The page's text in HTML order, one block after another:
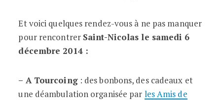
Et voici quelques rendez-vous à ne pas manquer
pour rencontrer Saint-Nicolas le samedi 6
décembre 2014 :
– A Tourcoing: des bonbons, des cadeaux et
une déambulation organisée par les Amis de